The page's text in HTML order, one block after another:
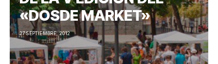
«DOSDE MARKET»
27 SEPTIEMBRE, 2012